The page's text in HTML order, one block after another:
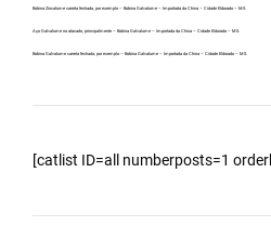
Bobina Zincalume carreta fechada, por exemplo – Bobina Galvalume – Importada da China – Cidade Eldorado – MS.
Aço Galvalume no atacado, principalmente – Bobina Galvalume – Importada da China – Cidade Eldorado – MS.
Bobina Galvalume carreta fechada, por exemplo – Bobina Galvalume – Importada da China – Cidade Eldorado – MS.
[catlist ID=all numberposts=1